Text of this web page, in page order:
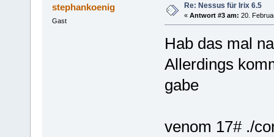
stephankoenig
Gast
Re: Nessus für Irix 6.5
« Antwort #3 am: 20.
Hab das mal
Allerdings
gabe
venom 17# ./